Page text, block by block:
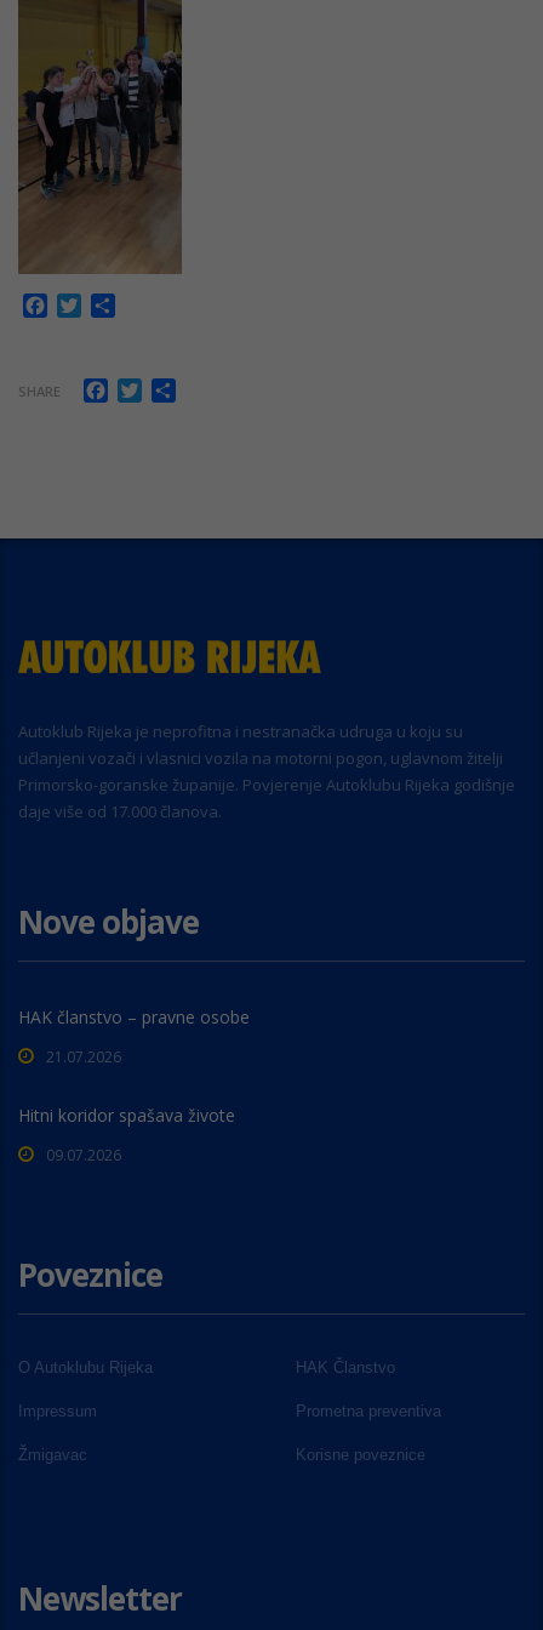
Facebook
Twitter
SHARE Facebook
Twitter
Autoklub Rijeka je neprofitna i nestranačka udruga u koju su
učlanjeni vozači i vlasnici vozila na motorni pogon, uglavnom žitelji
Primorsko-goranske županije. Povjerenje Autoklubu Rijeka godišnje
daje više od 17.000 članova.
Nove objave
HAK članstvo – pravne osobe
21.07.2026
Hitni koridor spašava živote
09.07.2026
Poveznice
O Autoklubu Rijeka HAK Članstvo
Impressum Prometna preventiva
Žmigavac Korisne poveznice
Newsletter